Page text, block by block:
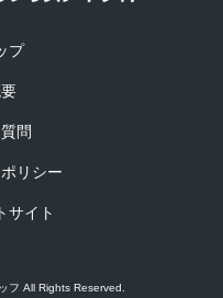
プ
問
リシー
サイト
フ All Rights Reserved.